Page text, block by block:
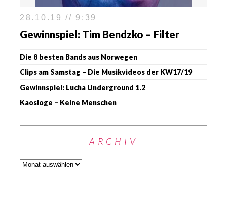
28.10.19 // 9:39
Gewinnspiel: Tim Bendzko – Filter
Die 8 besten Bands aus Norwegen
Clips am Samstag – Die Musikvideos der KW17/19
Gewinnspiel: Lucha Underground 1.2
Kaosloge – Keine Menschen
ARCHIV